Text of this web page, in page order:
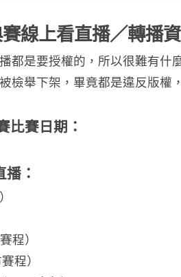
線上看直播／轉播
都是要授權的，所以很難有什
檢舉下架，畢竟都是違反版權
比賽日期：
：
程）
程）